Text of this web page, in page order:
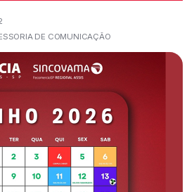
DE COMUNICAÇÃO